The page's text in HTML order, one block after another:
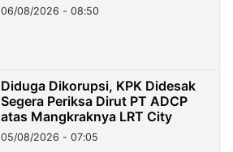
06/08/2026 - 08:50
Diduga Dikorupsi, KPK Didesak
Segera Periksa Dirut PT ADCP
atas Mangkraknya LRT City
05/08/2026 - 07:05